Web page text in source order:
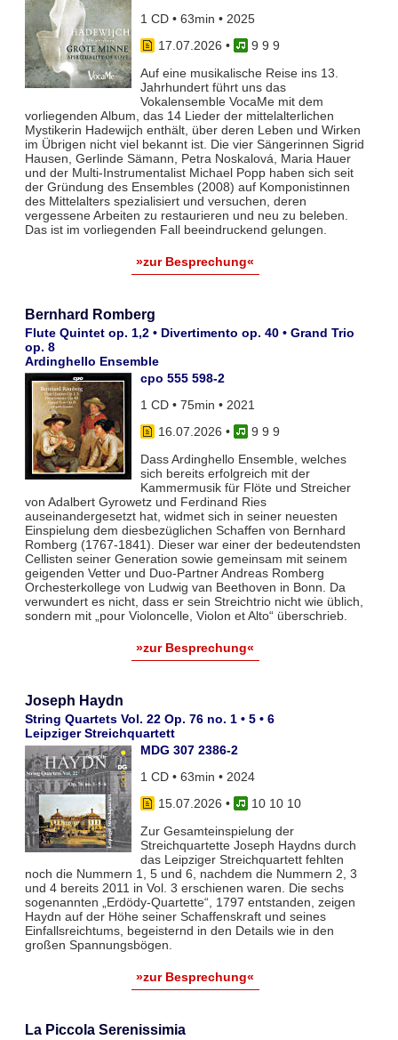
1 CD • 63min • 2025
17.07.2026 •
9 9 9
Auf eine musikalische Reise ins 13.
Jahrhundert führt uns das
Vokalensemble VocaMe mit dem
vorliegenden Album, das 14 Lieder der mittelalterlichen
Mystikerin Hadewijch enthält, über deren Leben und Wirken
im Übrigen nicht viel bekannt ist. Die vier Sängerinnen Sigrid
Hausen, Gerlinde Sämann, Petra Noskalová, Maria Hauer
und der Multi-Instrumentalist Michael Popp haben sich seit
der Gründung des Ensembles (2008) auf Komponistinnen
des Mittelalters spezialisiert und versuchen, deren
vergessene Arbeiten zu restaurieren und neu zu beleben.
Das ist im vorliegenden Fall beeindruckend gelungen.
»zur Besprechung«
Bernhard Romberg
Flute Quintet op. 1,2 • Divertimento op. 40 • Grand Trio
op. 8
Ardinghello Ensemble
cpo 555 598-2
1 CD • 75min • 2021
16.07.2026 •
9 9 9
Dass Ardinghello Ensemble, welches
sich bereits erfolgreich mit der
Kammermusik für Flöte und Streicher
von Adalbert Gyrowetz und Ferdinand Ries
auseinandergesetzt hat, widmet sich in seiner neuesten
Einspielung dem diesbezüglichen Schaffen von Bernhard
Romberg (1767-1841). Dieser war einer der bedeutendsten
Cellisten seiner Generation sowie gemeinsam mit seinem
geigenden Vetter und Duo-Partner Andreas Romberg
Orchesterkollege von Ludwig van Beethoven in Bonn. Da
verwundert es nicht, dass er sein Streichtrio nicht wie üblich,
sondern mit „pour Violoncelle, Violon et Alto“ überschrieb.
»zur Besprechung«
Joseph Haydn
String Quartets Vol. 22 Op. 76 no. 1 • 5 • 6
Leipziger Streichquartett
MDG 307 2386-2
1 CD • 63min • 2024
15.07.2026 •
10 10 10
Zur Gesamteinspielung der
Streichquartette Joseph Haydns durch
das Leipziger Streichquartett fehlten
noch die Nummern 1, 5 und 6, nachdem die Nummern 2, 3
und 4 bereits 2011 in Vol. 3 erschienen waren. Die sechs
sogenannten „Erdödy-Quartette“, 1797 entstanden, zeigen
Haydn auf der Höhe seiner Schaffenskraft und seines
Einfallsreichtums, begeisternd in den Details wie in den
großen Spannungsbögen.
»zur Besprechung«
La Piccola Serenissimia